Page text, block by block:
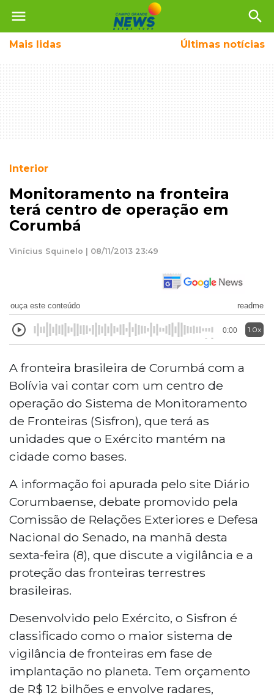
menu search
Mais lidas Últimas notícias
Interior
Monitoramento na fronteira
terá centro de operação em
Corumbá
Vinícius Squinelo | 08/11/2013 23:49
ouça este conteúdo readme
0:00 1.0x
A fronteira brasileira de Corumbá com a
Bolívia vai contar com um centro de
operação do Sistema de Monitoramento
de Fronteiras (Sisfron), que terá as
unidades que o Exército mantém na
cidade como bases.
A informação foi apurada pelo site Diário
Corumbaense, debate promovido pela
Comissão de Relações Exteriores e Defesa
Nacional do Senado, na manhã desta
sexta-feira (8), que discute a vigilância e a
proteção das fronteiras terrestres
brasileiras.
Desenvolvido pelo Exército, o Sisfron é
classificado como o maior sistema de
vigilância de fronteiras em fase de
implantação no planeta. Tem orçamento
de R$ 12 bilhões e envolve radares,